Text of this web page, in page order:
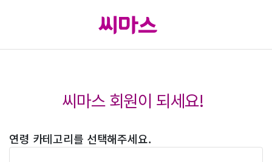
씨마스 회원이 되세요!
연령 카테고리를 선택해주세요.